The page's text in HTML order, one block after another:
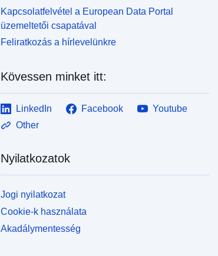
Kapcsolatfelvétel a European Data Portal
üzemeltetői csapatával
Feliratkozás a hírlevelünkre
Kövessen minket itt:
LinkedIn Facebook
Youtube
Other
Nyilatkozatok
Jogi nyilatkozat
Cookie-k használata
Akadálymentesség